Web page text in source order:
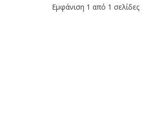
Εμφάνιση 1 από 1 σελίδες